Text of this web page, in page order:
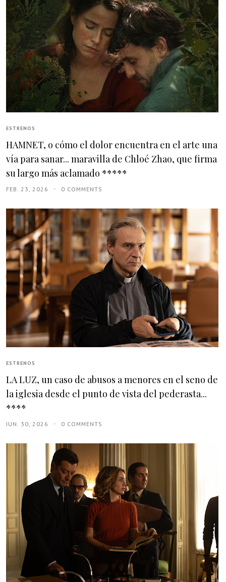
ESTRENOS
HAMNET, o cómo el dolor encuentra en el arte una
vía para sanar... maravilla de Chloé Zhao, que firma
su largo más aclamado *****
FEB. 23, 2026 0 COMMENTS
ESTRENOS
LA LUZ, un caso de abusos a menores en el seno de
la iglesia desde el punto de vista del pederasta...
****
JUN. 30, 2026 0 COMMENTS